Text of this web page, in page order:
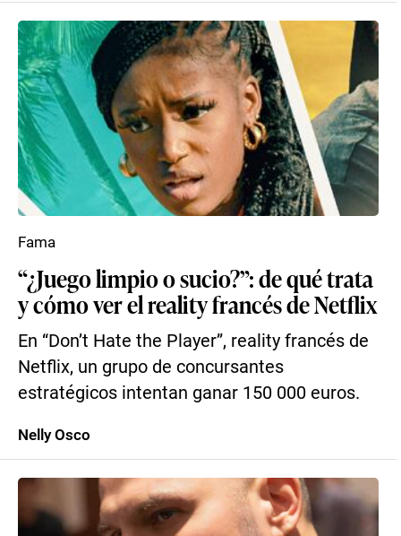
“¿Juego limpio o sucio?”: de qué trata
y cómo ver el reality francés de Netflix
En “Don’t Hate the Player”, reality francés de
Netflix, un grupo de concursantes
estratégicos intentan ganar 150 000 euros.
Fama
Nelly Osco